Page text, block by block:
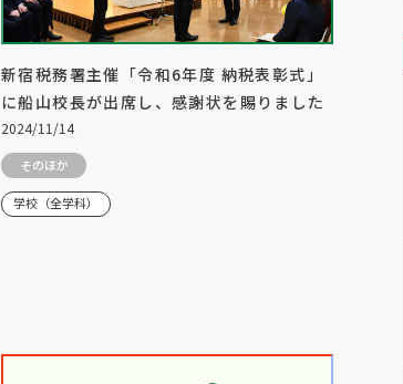
新宿税務署主催「令和6年度 納税表彰式」
に船山校長が出席し、感謝状を賜りました
2024/11/14
そのほか
学校（全学科）